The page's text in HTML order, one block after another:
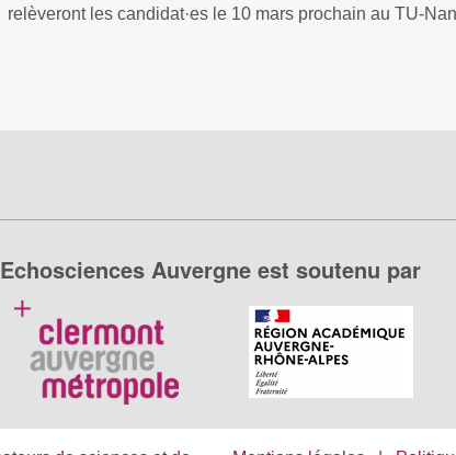
relèveront les candidat·es le 10 mars prochain au TU-
Echosciences Auvergne est soutenu par